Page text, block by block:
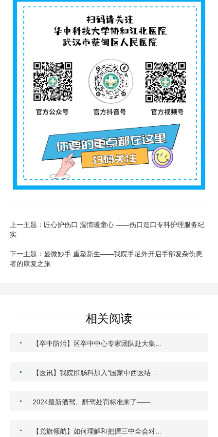
上一主题：匠心护伤口 温情暖童心 ——伤口造口专科护理服务纪
实
下一主题：显微妙手 重塑新生——我院手足外开启手部复杂伤患
者的康复之旅
相关阅读
· 【卒中防治】区卒中中心专家团队赴大集…
· 【医讯】我院肛肠科加入“国家中西医结…
· 2024最新酒驾、醉驾处罚标准来了——…
· 【党旗领航】如何理解和把握三中全会对…